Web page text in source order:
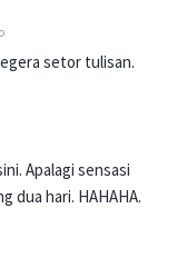
setor tulisan.
Apalagi sensasi
dua hari. HAHAHA.